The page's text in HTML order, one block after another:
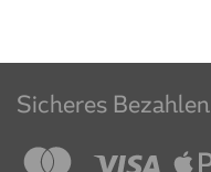
Sicheres Bezahlen